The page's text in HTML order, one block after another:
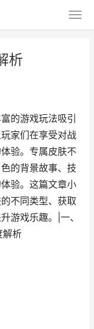
析
的游戏玩法吸引
家们在享受对战
验。专属皮肤不
的背景故事、技
验。这篇文章小
不同类型、获取
游戏乐趣。|一、
解析